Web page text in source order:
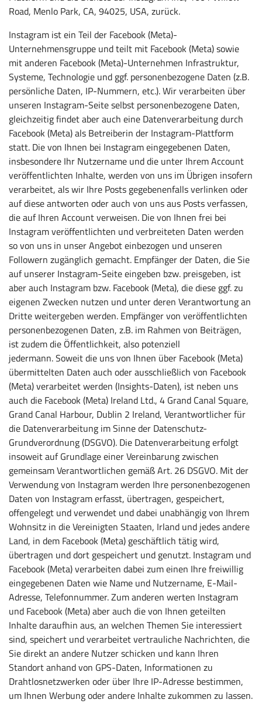
Road, Menlo Park, CA, 94025, USA, zurück.
Instagram ist ein Teil der Facebook (Meta)-
Unternehmensgruppe und teilt mit Facebook (Meta) sowie
mit anderen Facebook (Meta)-Unternehmen Infrastruktur,
Systeme, Technologie und ggf. personenbezogene Daten (z.B.
persönliche Daten, IP-Nummern, etc.). Wir verarbeiten über
unseren Instagram-Seite selbst personenbezogene Daten,
gleichzeitig findet aber auch eine Datenverarbeitung durch
Facebook (Meta) als Betreiberin der Instagram-Plattform
statt. Die von Ihnen bei Instagram eingegebenen Daten,
insbesondere Ihr Nutzername und die unter Ihrem Account
veröffentlichten Inhalte, werden von uns im Übrigen insofern
verarbeitet, als wir Ihre Posts gegebenenfalls verlinken oder
auf diese antworten oder auch von uns aus Posts verfassen,
die auf Ihren Account verweisen. Die von Ihnen frei bei
Instagram veröffentlichten und verbreiteten Daten werden
so von uns in unser Angebot einbezogen und unseren
Followern zugänglich gemacht. Empfänger der Daten, die Sie
auf unserer Instagram-Seite eingeben bzw. preisgeben, ist
aber auch Instagram bzw. Facebook (Meta), die diese ggf. zu
eigenen Zwecken nutzen und unter deren Verantwortung an
Dritte weitergeben werden. Empfänger von veröffentlichten
personenbezogenen Daten, z.B. im Rahmen von Beiträgen,
ist zudem die Öffentlichkeit, also potenziell
jedermann. Soweit die uns von Ihnen über Facebook (Meta)
übermittelten Daten auch oder ausschließlich von Facebook
(Meta) verarbeitet werden (Insights-Daten), ist neben uns
auch die Facebook (Meta) Ireland Ltd., 4 Grand Canal Square,
Grand Canal Harbour, Dublin 2 Ireland, Verantwortlicher für
die Datenverarbeitung im Sinne der Datenschutz-
Grundverordnung (DSGVO). Die Datenverarbeitung erfolgt
insoweit auf Grundlage einer Vereinbarung zwischen
gemeinsam Verantwortlichen gemäß Art. 26 DSGVO. Mit der
Verwendung von Instagram werden Ihre personenbezogenen
Daten von Instagram erfasst, übertragen, gespeichert,
offengelegt und verwendet und dabei unabhängig von Ihrem
Wohnsitz in die Vereinigten Staaten, Irland und jedes andere
Land, in dem Facebook (Meta) geschäftlich tätig wird,
übertragen und dort gespeichert und genutzt. Instagram und
Facebook (Meta) verarbeiten dabei zum einen Ihre freiwillig
eingegebenen Daten wie Name und Nutzername, E-Mail-
Adresse, Telefonnummer. Zum anderen werten Instagram
und Facebook (Meta) aber auch die von Ihnen geteilten
Inhalte daraufhin aus, an welchen Themen Sie interessiert
sind, speichert und verarbeitet vertrauliche Nachrichten, die
Sie direkt an andere Nutzer schicken und kann Ihren
Standort anhand von GPS-Daten, Informationen zu
Drahtlosnetzwerken oder über Ihre IP-Adresse bestimmen,
um Ihnen Werbung oder andere Inhalte zukommen zu lassen.